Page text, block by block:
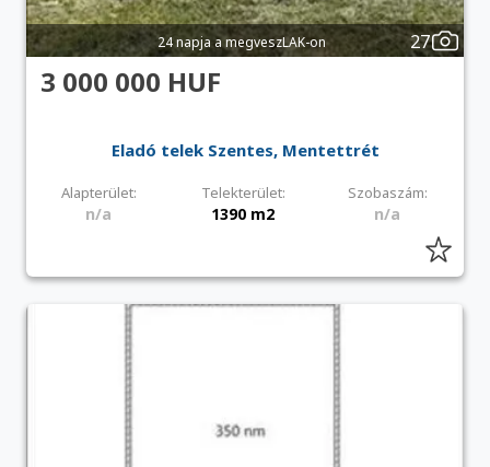
24 napja a megveszLAK-on 27
3 000 000 HUF
Eladó telek Szentes, Mentettrét
Alapterület: Telekterület: Szobaszám:
n/a 1390 m2 n/a